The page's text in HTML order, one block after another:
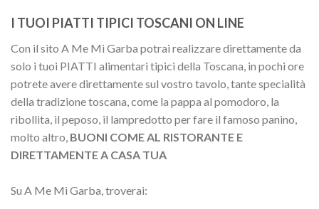
I TUOI PIATTI TIPICI TOSCANI ON LINE
Con il sito A Me Mi Garba potrai realizzare direttamente da
solo i tuoi PIATTI alimentari tipici della Toscana, in pochi ore
potrete avere direttamente sul vostro tavolo, tante specialità
della tradizione toscana, come la pappa al pomodoro, la
ribollita, il peposo, il lampredotto per fare il famoso panino,
molto altro, BUONI COME AL RISTORANTE E
DIRETTAMENTE A CASA TUA
Su A Me Mi Garba, troverai: